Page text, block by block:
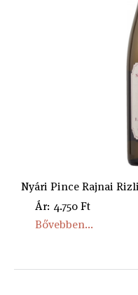
Nyári Pince Rajnai
Ár: 4.750 Ft
Bővebben...